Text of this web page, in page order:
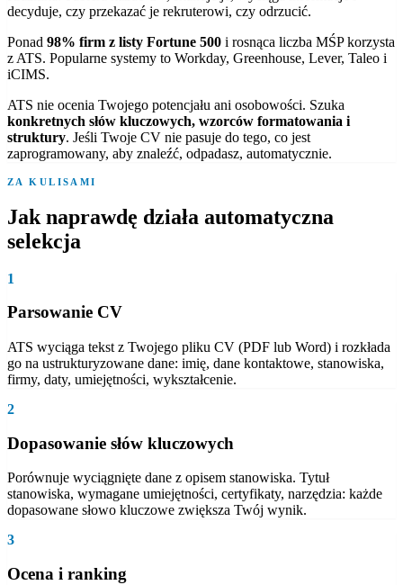
decyduje, czy przekazać je rekruterowi, czy odrzucić.
Ponad 98% firm z listy Fortune 500 i rosnąca liczba MŚP korzysta
z ATS. Popularne systemy to Workday, Greenhouse, Lever, Taleo i
iCIMS.
ATS nie ocenia Twojego potencjału ani osobowości. Szuka
konkretnych słów kluczowych, wzorców formatowania i
struktury. Jeśli Twoje CV nie pasuje do tego, co jest
zaprogramowany, aby znaleźć, odpadasz, automatycznie.
ZA KULISAMI
Jak naprawdę działa automatyczna
selekcja
1
Parsowanie CV
ATS wyciąga tekst z Twojego pliku CV (PDF lub Word) i rozkłada
go na ustrukturyzowane dane: imię, dane kontaktowe, stanowiska,
firmy, daty, umiejętności, wykształcenie.
2
Dopasowanie słów kluczowych
Porównuje wyciągnięte dane z opisem stanowiska. Tytuł
stanowiska, wymagane umiejętności, certyfikaty, narzędzia: każde
dopasowane słowo kluczowe zwiększa Twój wynik.
3
Ocena i ranking